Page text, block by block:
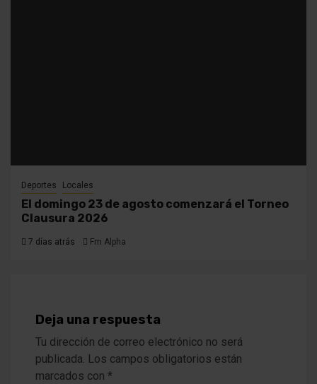
Deportes Locales
El domingo 23 de agosto comenzará el Torneo
Clausura 2026
7 días atrás Fm Alpha
Deja una respuesta
Tu dirección de correo electrónico no será
publicada. Los campos obligatorios están
marcados con *